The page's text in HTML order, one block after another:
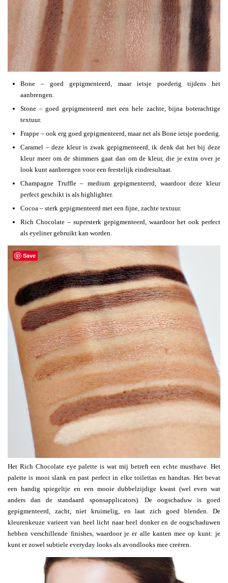
Bone – goed gepigmenteerd, maar ietsje poederig tijdens het
aanbrengen.
Stone – goed gepigmenteerd met een hele zachte, bijna boterachtige
textuur.
Frappe – ook erg goed gepigmenteerd, maar net als Bone ietsje poederig.
Caramel – deze kleur is zwak gepigmenteerd, ik denk dat het bij deze
kleur meer om de shimmers gaat dan om de kleur, die je extra over je
look kunt aanbrengen voor een feestelijk eindresultaat.
Champagne Truffle – medium gepigmenteerd, waardoor deze kleur
perfect geschikt is als highlighter.
Cocoa – sterk gepigmenteerd met een fijne, zachte textuur.
Rich Chocolate – supersterk gepigmenteerd, waardoor het ook perfect
als eyeliner gebruikt kan worden.
Het Rich Chocolate eye palette is wat mij betreft een echte musthave. Het
palette is mooi slank en past perfect in elke toilettas en handtas. Het bevat
een handig spiegeltje en een mooie dubbelzijdige kwast (wel even wat
anders dan de standaard sponsapplicators). De oogschaduw is goed
gepigmenteerd, zacht, niet kruimelig, en laat zich goed blenden. De
kleurenkeuze varieert van heel licht naar heel donker en de oogschaduwen
hebben verschillende finishes, waardoor je er alle kanten mee op kunt: je
kunt er zowel subtiele everyday looks als avondlooks mee creëren.
Save